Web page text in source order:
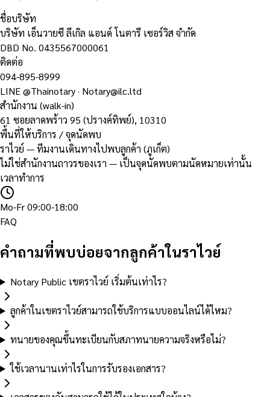
ชื่อบริษัท
บริษัท เอ็นวายซี ลีเกิล แอนด์ โนตารี เซอร์วิส จำกัด
DBD No. 0435567000061
ติดต่อ
094-895-8999
LINE@Thainotary· Notary@ilc.ltd
สำนักงาน (walk-in)
61 ซอยลาดพร้าว 95 (ปรางค์ทิพย์), 10310
พื้นที่ให้บริการ / จุดนัดพบ
ราไวย์ — ทีมงานเดินทางไปพบลูกค้า (ภูเก็ต)
ไม่ใช่สำนักงานถาวรของเรา — เป็นจุดนัดพบตามนัดหมายเท่านั้น
เวลาทำการ
Mo-Fr 09:00-18:00
FAQ
คำถามที่พบบ่อยจากลูกค้าในราไวย์
Notary Public เขตราไวย์ เริ่มต้นเท่าไร?
ลูกค้าในเขตราไวย์สามารถใช้บริการแบบออนไลน์ได้ไหม?
ทนายของคุณขึ้นทะเบียนกับสภาทนายความจริงหรือไม่?
ใช้เวลานานเท่าไรในการรับรองเอกสาร?